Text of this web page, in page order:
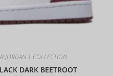
JORDAN 1 COLLECTION
DARK BEETROOT